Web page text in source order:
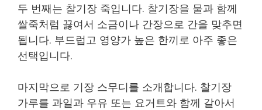
두 번째는 찰기장 죽입니다. 찰기장을 물과 함께
쌀죽처럼 끓여서 소금이나 간장으로 간을 맞추면
됩니다. 부드럽고 영양가 높은 한끼로 아주 좋은
선택입니다.
마지막으로 기장 스무디를 소개합니다. 찰기장
가루를 과일과 우유 또는 요거트와 함께 갈아서